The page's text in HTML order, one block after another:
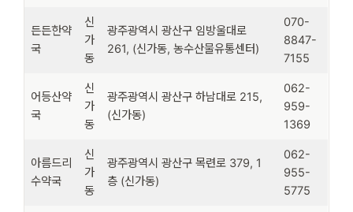
든든한약
국
신
가
동
광주광역시 광산구 임방울대로
261, (신가동, 농수산물유통센터)
070-
8847-
7155
어등산약
국
신
가
동
광주광역시 광산구 하남대로 215,
(신가동)
062-
959-
1369
아름드리
수약국
신
가
동
광주광역시 광산구 목련로 379, 1
층 (신가동)
062-
955-
5775